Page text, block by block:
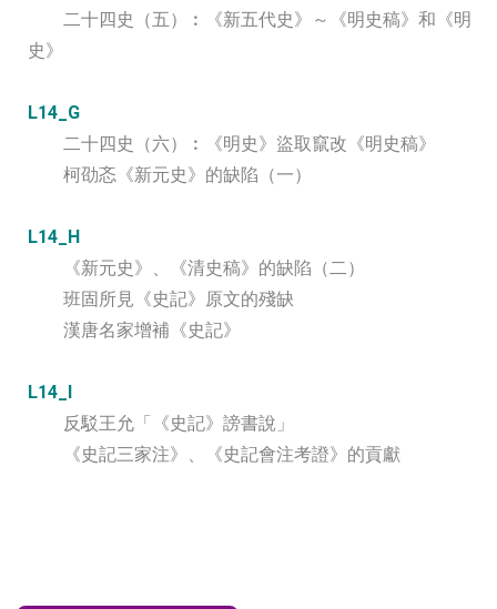
二十四史（五）︰《新五代史》～《明史稿》和《明
史》
L14_G
二十四史（六）︰《明史》盜取竄改《明史稿》
柯劭忞《新元史》的缺陷（一）
L14_H
《新元史》、《清史稿》的缺陷（二）
班固所見《史記》原文的殘缺
漢唐名家增補《史記》
L14_I
反駁王允「《史記》謗書說」
《史記三家注》、《史記會注考證》的貢獻